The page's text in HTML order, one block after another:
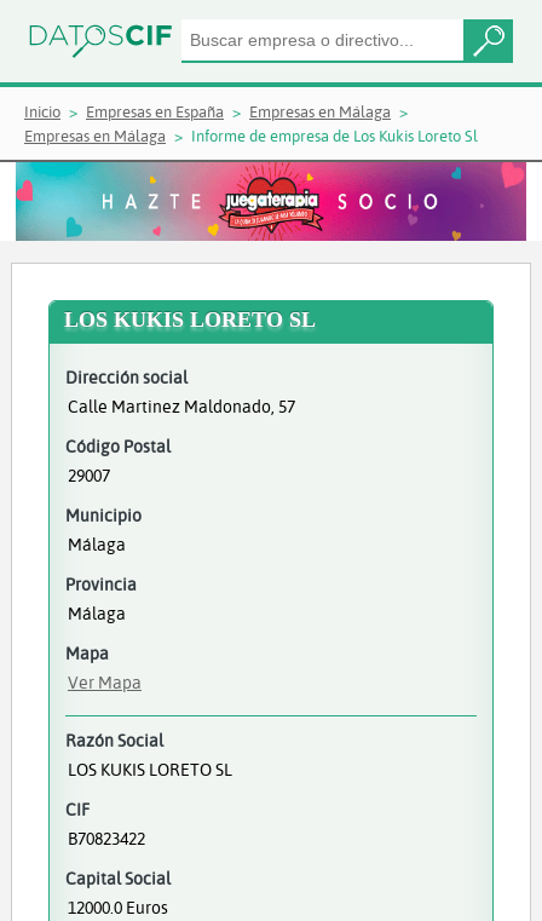
Inicio Empresas en España
Empresas en Málaga
Empresas en Málaga
Informe de empresa de Los Kukis Loreto Sl
LOS KUKIS LORETO SL
Dirección social
Calle Martinez Maldonado, 57
Código Postal
29007
Municipio
Málaga
Provincia
Málaga
Mapa
Ver Mapa
Razón Social
LOS KUKIS LORETO SL
CIF
B70823422
Capital Social
12000.0 Euros